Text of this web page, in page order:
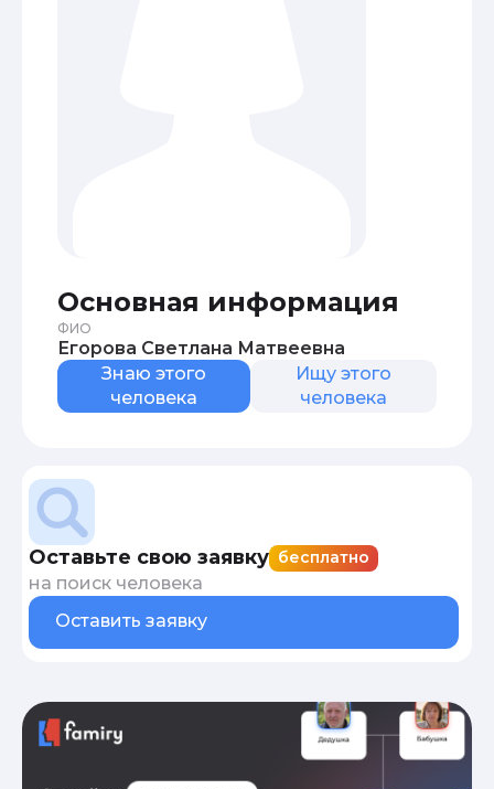
Основная информация
ФИО
Егорова Светлана Матвеевна
Знаю этого
человека
Ищу этого
человека
Оставьте свою заявку бесплатно
на поиск человека
Оставить заявку